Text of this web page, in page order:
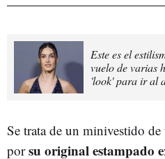
Este es el
vuelo de varias
'look' para ir al
Se trata de un minivestido
porsu original estampado